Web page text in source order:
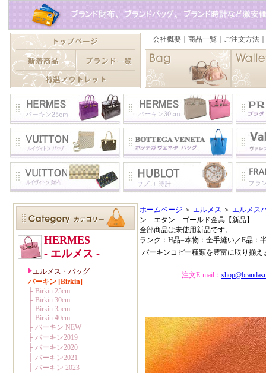
ホームページ ＞ エルメス ＞ エルメス
ン エタン ゴールド金具【新品】
全部商品は未使用新品です。
ランク：H品=本物：全手縫い／E品：
バーキンコピー種類を豊富に取り揃
注文E-mail：